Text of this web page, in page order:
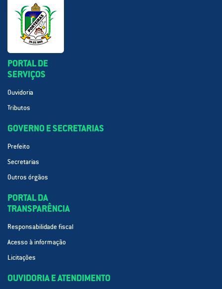
PORTAL DE
SERVIÇOS
Ouvidoria
Tributos
GOVERNO E SECRETARIAS
Prefeito
Secretarias
Outros órgãos
PORTAL DA
TRANSPARÊNCIA
Responsabilidade fiscal
Acesso à informação
Licitações
OUVIDORIA E ATENDIMENTO